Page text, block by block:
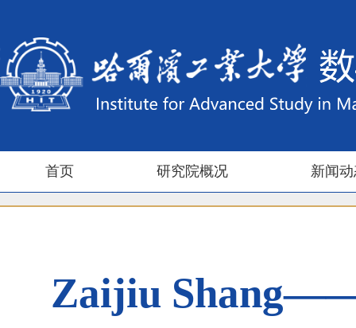
首页 研究院概况 新闻
Zaijiu